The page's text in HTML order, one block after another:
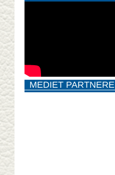
MEDIET PARTNERE